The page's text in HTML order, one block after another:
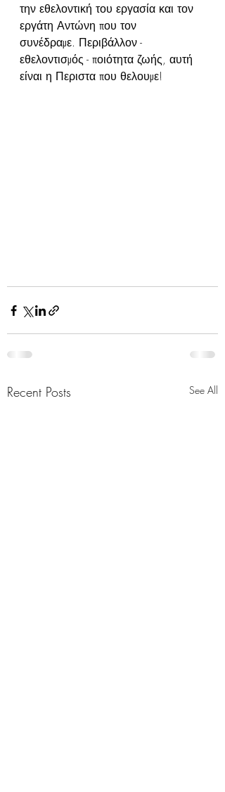
την εθελοντική του εργασία και τον
εργάτη Αντώνη που τον
συνέδραμε. Περιβάλλον -
εθελοντισμός - ποιότητα ζωής, αυτή
είναι η Περιστα που θελουμε!
Recent Posts See All